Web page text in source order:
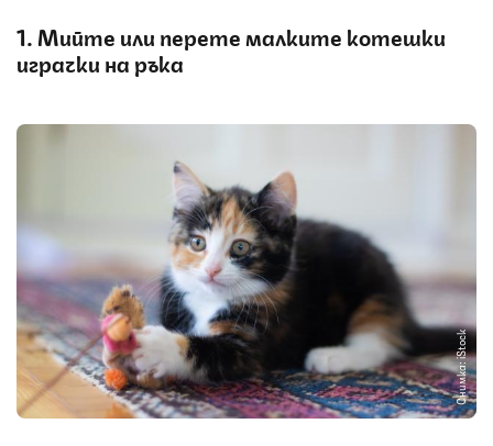
1. Мийте или перете малките котешки
играчки на ръка
Снимка: iStock